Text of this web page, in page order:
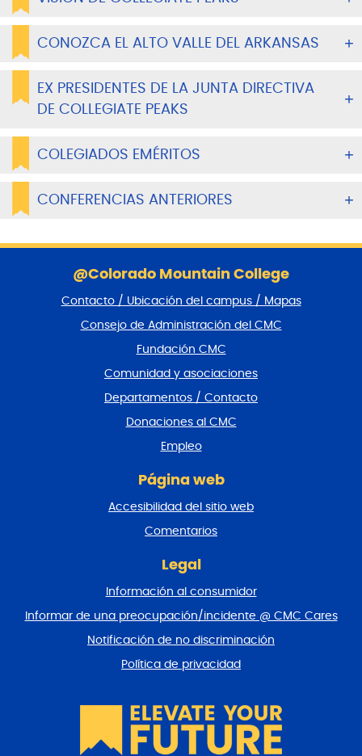
CONOZCA EL ALTO VALLE DEL ARKANSAS
EX PRESIDENTES DE LA JUNTA DIRECTIVA
DE COLLEGIATE PEAKS
COLEGIADOS EMÉRITOS
CONFERENCIAS ANTERIORES
@Colorado Mountain College
Contacto / Ubicación del campus / Mapas
Consejo de Administración del CMC
Fundación CMC
Comunidad y asociaciones
Departamentos / Contacto
Donaciones al CMC
Empleo
Página web
Accesibilidad del sitio web
Comentarios
Legal
Información al consumidor
Informar de una preocupación/incidente @ CMC Cares
Notificación de no discriminación
Política de privacidad